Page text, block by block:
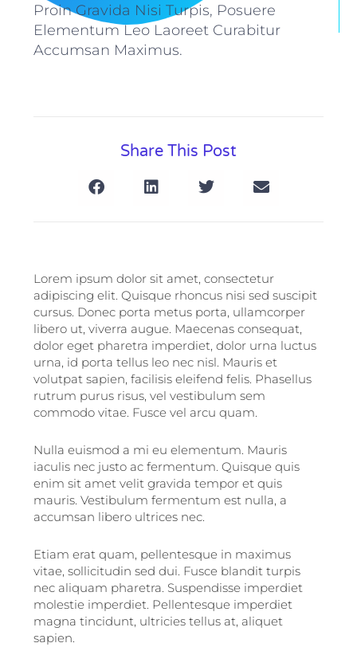
Proin Gravida Nisi Turpis, Posuere
Elementum Leo Laoreet Curabitur
Accumsan Maximus.
Share This Post
Lorem ipsum dolor sit amet, consectetur
adipiscing elit. Quisque rhoncus nisi sed suscipit
cursus. Donec porta metus porta, ullamcorper
libero ut, viverra augue. Maecenas consequat,
dolor eget pharetra imperdiet, dolor urna luctus
urna, id porta tellus leo nec nisl. Mauris et
volutpat sapien, facilisis eleifend felis. Phasellus
rutrum purus risus, vel vestibulum sem
commodo vitae. Fusce vel arcu quam.
Nulla euismod a mi eu elementum. Mauris
iaculis nec justo ac fermentum. Quisque quis
enim sit amet velit gravida tempor et quis
mauris. Vestibulum fermentum est nulla, a
accumsan libero ultrices nec.
Etiam erat quam, pellentesque in maximus
vitae, sollicitudin sed dui. Fusce blandit turpis
nec aliquam pharetra. Suspendisse imperdiet
molestie imperdiet. Pellentesque imperdiet
magna tincidunt, ultricies tellus at, aliquet
sapien.